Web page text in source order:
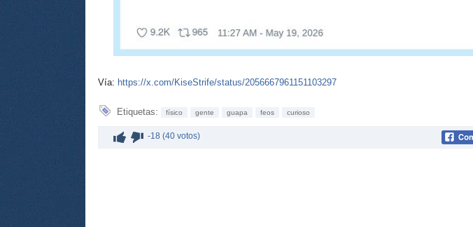
Vía: https://x.com/KiseStrife/status/2056667961151103297
Etiquetas: físico gente guapa feos curioso
-18 (40 votos)